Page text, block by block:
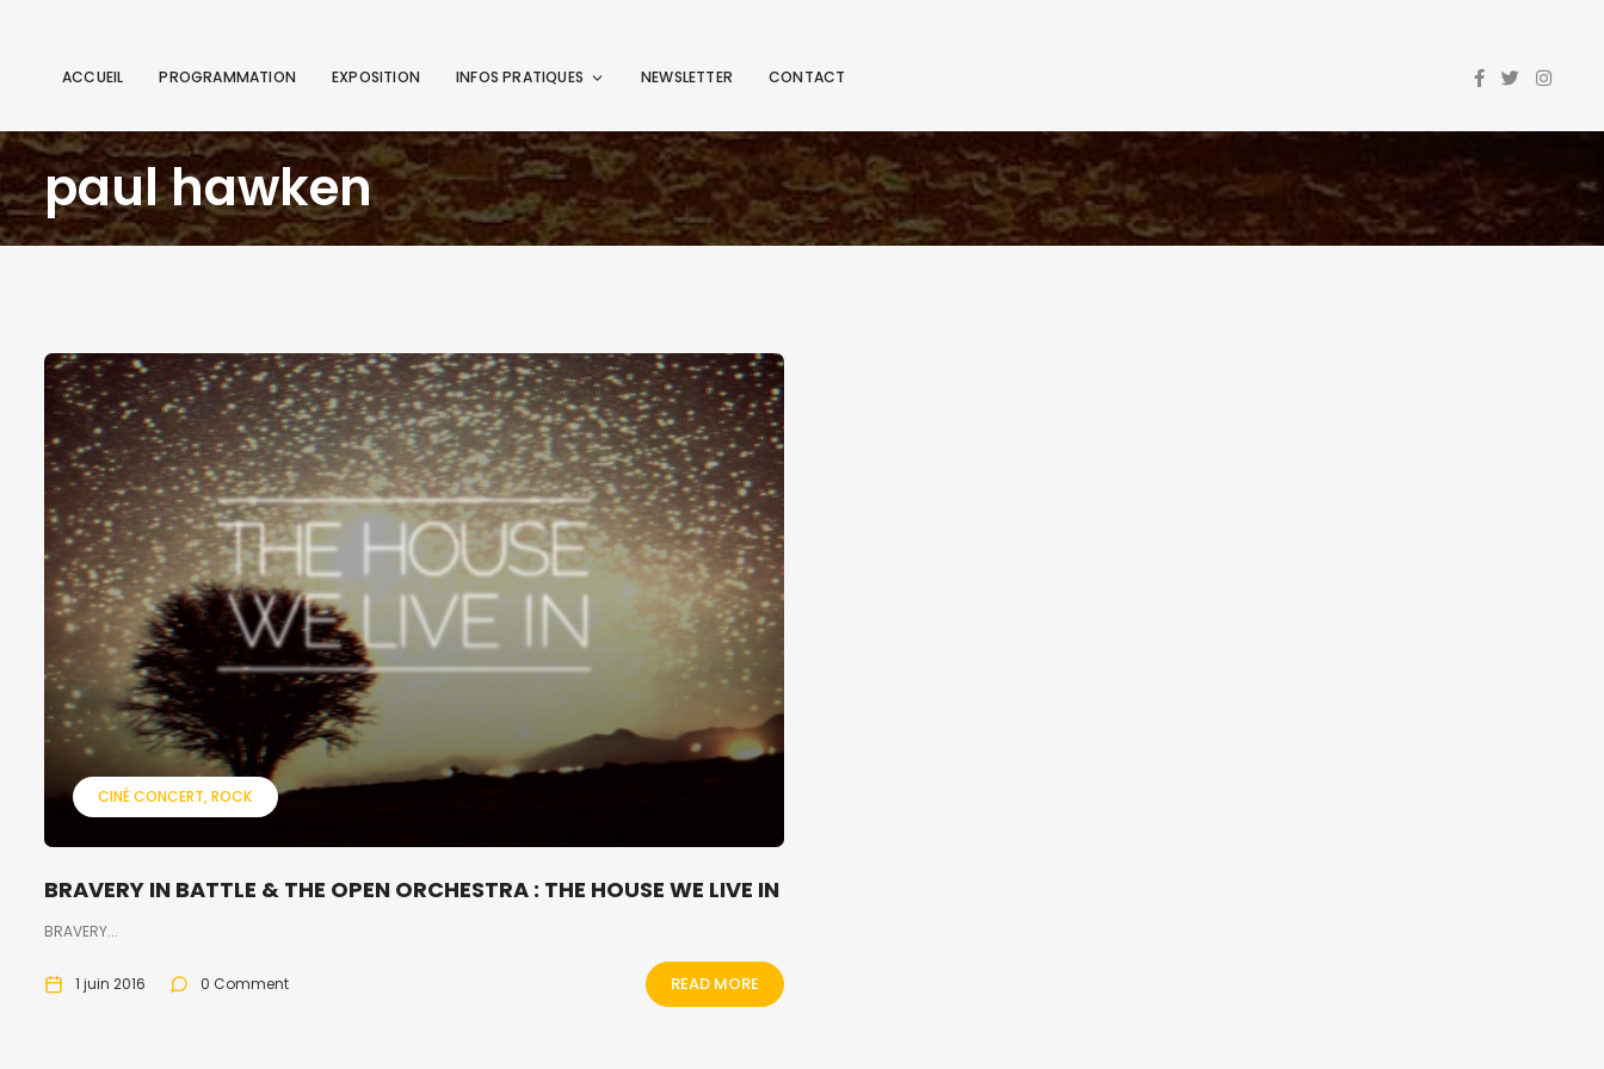
ACCUEIL PROGRAMMATION EXPOSITION INFOS PRATIQUES NEWSLETTER CONTACT
paul hawken
CINÉ CONCERT ROCK
BRAVERY IN BATTLE & THE OPEN ORCHESTRA : THE HOUSE WE LIVE IN
BRAVERY...
1 juin 2016 0 Comment READ MORE